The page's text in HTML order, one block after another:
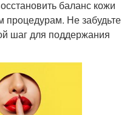
баланс кожи
процедурам. Не забудьте
шаг для поддержания